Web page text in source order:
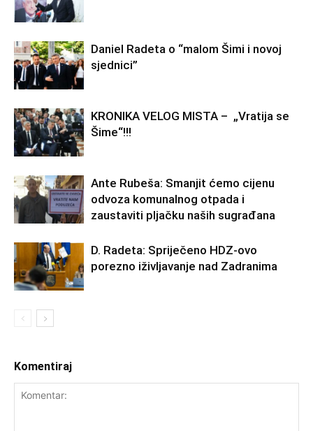
Daniel Radeta o “malom Šimi i novoj
sjednici”
KRONIKA VELOG MISTA – „Vratija se
Šime“!!!
Ante Rubeša: Smanjit ćemo cijenu
odvoza komunalnog otpada i
zaustaviti pljačku naših sugrađana
D. Radeta: Spriječeno HDZ-ovo
porezno iživljavanje nad Zadranima
Komentiraj